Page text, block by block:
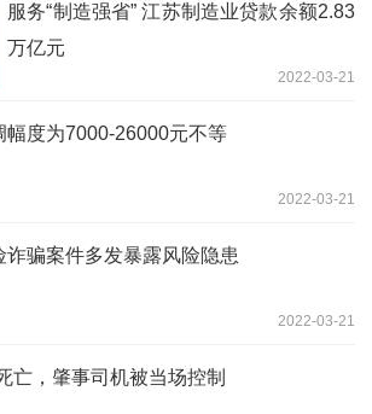
服务“制造强省” 江苏制造业贷款余额2.83
万亿元
2022-03-21
幅度为7000-26000元不等
2022-03-21
诈骗案件多发暴露风险隐患
2022-03-21
亡，肇事司机被当场控制